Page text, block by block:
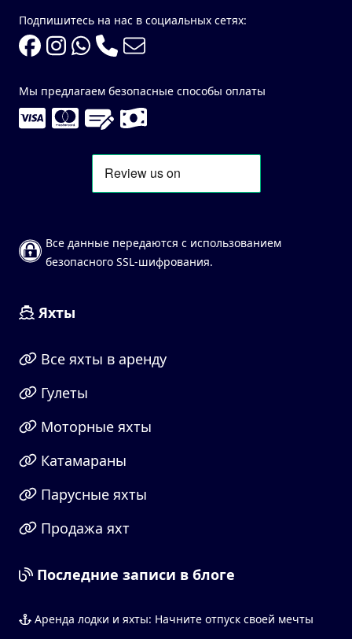
Подпишитесь на нас в социальных сетях:
Мы предлагаем безопасные способы оплаты
Все данные передаются с использованием
безопасного SSL-шифрования.
Яхты
Все яхты в аренду
Гулеты
Моторные яхты
Катамараны
Парусные яхты
Продажа яхт
Последние записи в блоге
Аренда лодки и яхты: Начните отпуск своей мечты